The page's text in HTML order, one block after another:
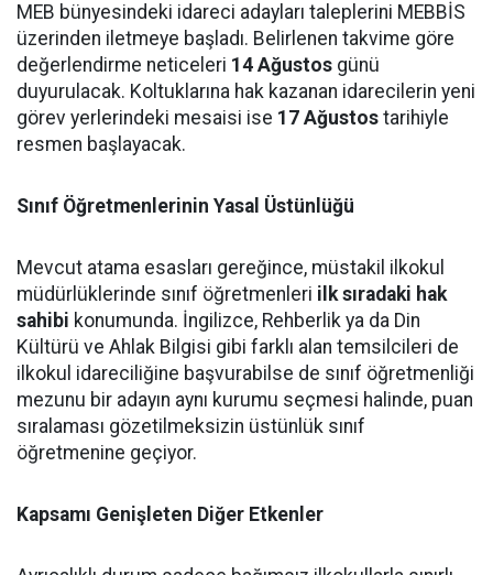
MEB bünyesindeki idareci adayları taleplerini MEBBİS
üzerinden iletmeye başladı. Belirlenen takvime göre
değerlendirme neticeleri 14 Ağustos günü
duyurulacak. Koltuklarına hak kazanan idarecilerin yeni
görev yerlerindeki mesaisi ise 17 Ağustos tarihiyle
resmen başlayacak.
Sınıf Öğretmenlerinin Yasal Üstünlüğü
Mevcut atama esasları gereğince, müstakil ilkokul
müdürlüklerinde sınıf öğretmenleri ilk sıradaki hak
sahibi konumunda. İngilizce, Rehberlik ya da Din
Kültürü ve Ahlak Bilgisi gibi farklı alan temsilcileri de
ilkokul idareciliğine başvurabilse de sınıf öğretmenliği
mezunu bir adayın aynı kurumu seçmesi halinde, puan
sıralaması gözetilmeksizin üstünlük sınıf
öğretmenine geçiyor.
Kapsamı Genişleten Diğer Etkenler